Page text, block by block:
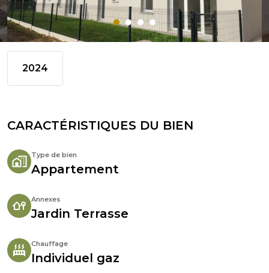
2024
CARACTÉRISTIQUES DU BIEN
Type de bien
Appartement
Annexes
Jardin Terrasse
Chauffage
Individuel gaz